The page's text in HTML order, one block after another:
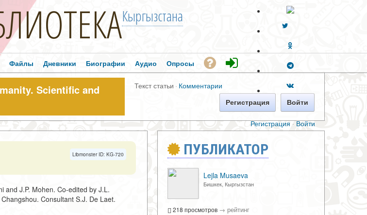
Кыргызстана
Регистрация · Войти
Файлы Дневники Биографии Аудио Опросы
Scientific and
Текст статьи · Комментарии
Регистрация Войти
Libmonster ID: KG-720
and J.P. Mohen. Co-edited by J.L.
Consultant S.J. De Laet.
ПУБЛИКАТОР
Lejla Musaeva
Бишкек, Кыргызстан
218 просмотров → рейтинг